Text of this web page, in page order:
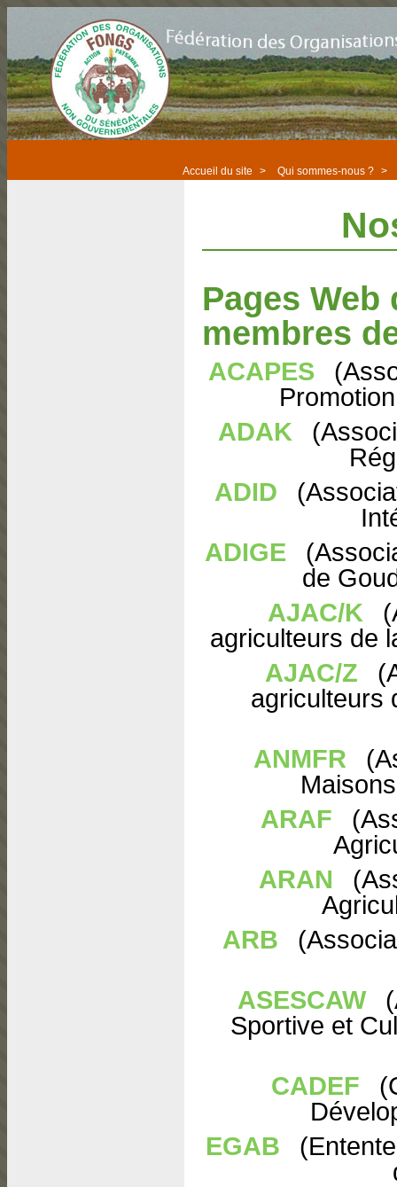
Accueil du site > Qui sommes-nous ? >
Pages
membres
ACAPES
ADAK
ADID
ADIGE
de
AJAC/K
agriculteurs de
AJAC/Z
agriculteurs
ANMFR
ARAF
ARAN
ARB
ASESCAW
Sportive et
CADEF
EGAB